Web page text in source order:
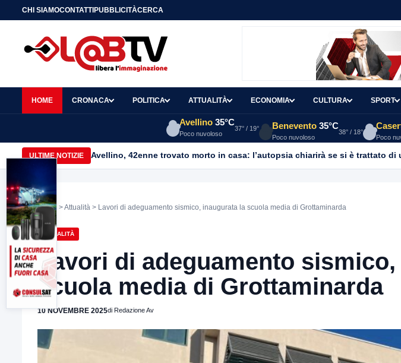
CHI SIAMOCONTATTIPUBBLICITÀCERCA
HOME CRONACA POLITICA ATTUALITÀ ECONOMIA CULTURA SPORT
Avellino 35°C
Poco nuvoloso
37° / 19° Benevento 35°C
Poco nuvoloso
38° / 18°
Poco
ULTIME NOTIZIE Avellino, 42enne trovato morto in casa: l’autopsia chiarirà se si è trattato di
Home >Attualità > Lavori di adeguamento sismico, inaugurata la scuola media di Grottaminarda
ATTUALITÀ
Lavori di adeguamento
scuola media di Grottaminarda
10 NOVEMBRE 2025di Redazione Av